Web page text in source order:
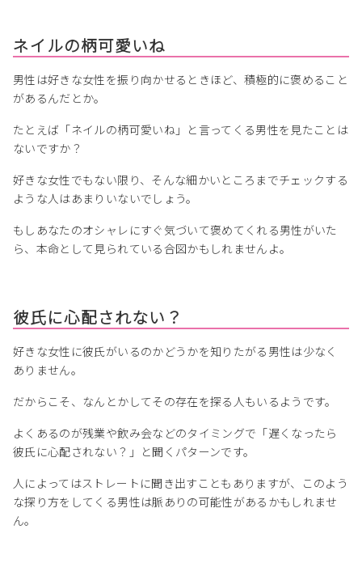
ネイルの柄可愛いね
男性は好きな女性を振り向かせるときほど、積極的に褒めること
があるんだとか。
たとえば「ネイルの柄可愛いね」と言ってくる男性を見たことは
ないですか？
好きな女性でもない限り、そんな細かいところまでチェックする
ような人はあまりいないでしょう。
もしあなたのオシャレにすぐ気づいて褒めてくれる男性がいた
ら、本命として見られている合図かもしれませんよ。
彼氏に心配されない？
好きな女性に彼氏がいるのかどうかを知りたがる男性は少なく
ありません。
だからこそ、なんとかしてその存在を探る人もいるようです。
よくあるのが残業や飲み会などのタイミングで「遅くなったら
彼氏に心配されない？」と聞くパターンです。
人によってはストレートに聞き出すこともありますが、このよう
な探り方をしてくる男性は脈ありの可能性があるかもしれませ
ん。